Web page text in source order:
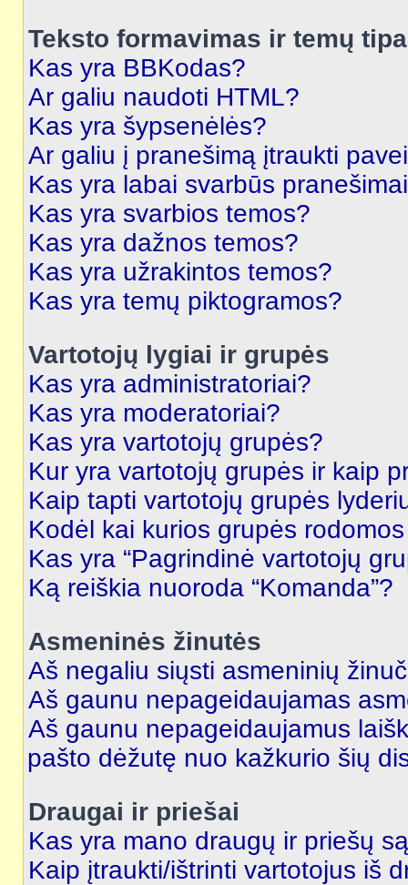
Teksto formavimas ir temų
Kas yra BBKodas?
Ar galiu naudoti HTML?
Kas yra šypsenėlės?
Ar galiu į pranešimą įtraukti
Kas yra labai svarbūs
Kas yra svarbios temos?
Kas yra dažnos temos?
Kas yra užrakintos temos?
Kas yra temų piktogramos?
Vartotojų lygiai ir grupės
Kas yra administratoriai?
Kas yra moderatoriai?
Kas yra vartotojų grupės?
Kur yra vartotojų grupės ir kaip
Kaip tapti vartotojų grupės
Kodėl kai kurios grupės
Kas yra “Pagrindinė vartotojų
Ką reiškia nuoroda “Komanda”?
Asmeninės žinutės
Aš negaliu siųsti asmeninių
Aš gaunu nepageidaujamas
Aš gaunu nepageidaujamus
pašto dėžutę nuo kažkurio šių
Draugai ir priešai
Kas yra mano draugų ir priešų
Kaip įtraukti/ištrinti vartotojus iš